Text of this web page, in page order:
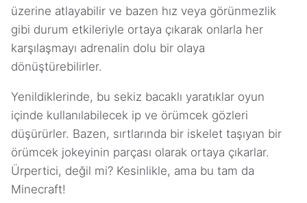
üzerine atlayabilir ve bazen hız veya görünmezlik
gibi durum etkileriyle ortaya çıkarak onlarla her
karşılaşmayı adrenalin dolu bir olaya
dönüştürebilirler.
Yenildiklerinde, bu sekiz bacaklı yaratıklar oyun
içinde kullanılabilecek ip ve örümcek gözleri
düşürürler. Bazen, sırtlarında bir iskelet taşıyan bir
örümcek jokeyinin parçası olarak ortaya çıkarlar.
Ürpertici, değil mi? Kesinlikle, ama bu tam da
Minecraft!